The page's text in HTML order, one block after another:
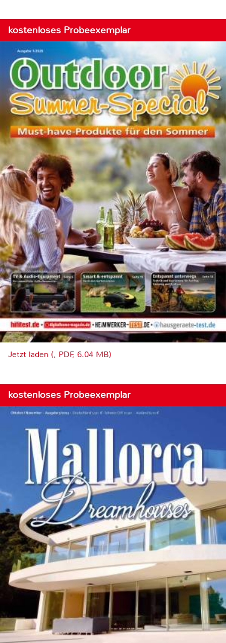
kostenloses Probeexemplar
Jetzt laden (, PDF, 6.04 MB)
kostenloses Probeexemplar